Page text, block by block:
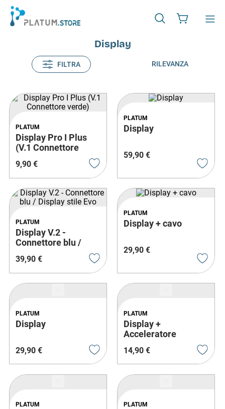
Display
FILTRA RILEVANZA
PLATUM
Display Pro I Plus
(V.1 Connettore
9,90 €
PLATUM
Display
59,90 €
PLATUM
Display V.2 -
Connettore blu /
39,90 €
PLATUM
Display + cavo
29,90 €
PLATUM
Display
29,90 €
PLATUM
Display +
Acceleratore
14,90 €
PLATUM PLATUM